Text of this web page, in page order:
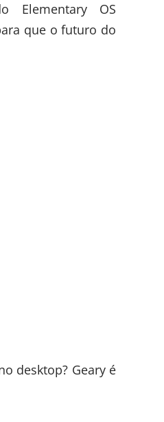
Elementary OS
que o futuro do
desktop? Geary é